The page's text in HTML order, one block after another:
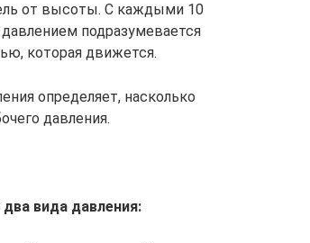
от высоты. С каждыми 10
подразумевается
которая движется.
определяет, насколько
давления.
два вида давления: